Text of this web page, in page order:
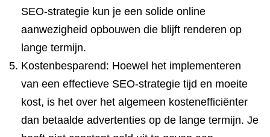
SEO-strategie kun je een solide online
aanwezigheid opbouwen die blijft renderen op
lange termijn.
Kostenbesparend: Hoewel het implementeren
van een effectieve SEO-strategie tijd en moeite
kost, is het over het algemeen kostenefficiënter
dan betaalde advertenties op de lange termijn. Je